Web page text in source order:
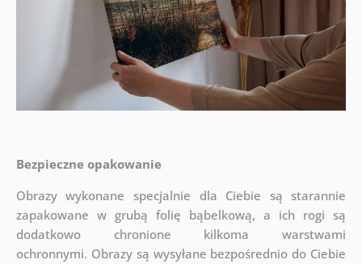
Bezpieczne opakowanie
Obrazy wykonane specjalnie dla Ciebie są starannie
zapakowane w grubą folię bąbelkową, a ich rogi są
dodatkowo chronione kilkoma warstwami
ochronnymi. Obrazy są wysyłane bezpośrednio do Ciebie